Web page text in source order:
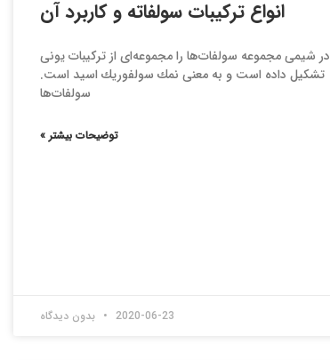
انواع تركيبات سولفاته و كاربرد آن
در شیمی مجموعه سولفات‌ها را مجموعه‌ای از تركیبات یونی
تشكیل داده است و به معنی نمك سولفوریك اسید است.
سولفات‌ها
توضیحات بیشتر »
2020-06-23 بدون دیدگاه